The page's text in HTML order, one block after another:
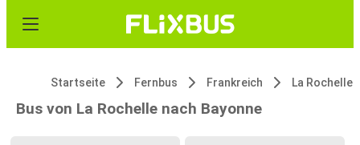
Startseite Fernbus Frankreich La Rochelle
Bus von La Rochelle nach Bayonne